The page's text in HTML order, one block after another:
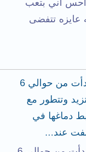
احس اني بتعب
تتفضى
بنت خالتي عندها مشكلة بدأت من حوالي 6
وتتطور مع
دماغها في
عند...